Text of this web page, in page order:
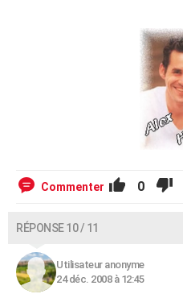
Commenter 0
RÉPONSE 10 / 11
Utilisateur anonyme
24 déc. 2008 à 12:45